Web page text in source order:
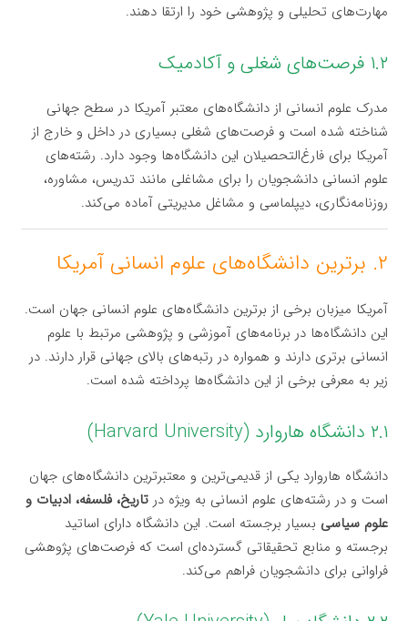
مهارت‌های تحلیلی و پژوهشی خود را ارتقا دهند.
۱.۲ فرصت‌های شغلی و آکادمیک
مدرک علوم انسانی از دانشگاه‌های معتبر آمریکا در سطح جهانی
شناخته شده است و فرصت‌های شغلی بسیاری در داخل و خارج از
آمریکا برای فارغ‌التحصیلان این دانشگاه‌ها وجود دارد. رشته‌های
علوم انسانی دانشجویان را برای مشاغلی مانند تدریس، مشاوره،
روزنامه‌نگاری، دیپلماسی و مشاغل مدیریتی آماده می‌کند.
۲. برترین دانشگاه‌های علوم انسانی آمریکا
آمریکا میزبان برخی از برترین دانشگاه‌های علوم انسانی جهان است.
این دانشگاه‌ها در برنامه‌های آموزشی و پژوهشی مرتبط با علوم
انسانی برتری دارند و همواره در رتبه‌های بالای جهانی قرار دارند. در
زیر به معرفی برخی از این دانشگاه‌ها پرداخته شده است.
۲.۱ دانشگاه هاروارد (Harvard University)
دانشگاه هاروارد یکی از قدیمی‌ترین و معتبرترین دانشگاه‌های جهان
است و در رشته‌های علوم انسانی به ویژه درتاریخ، فلسفه، ادبیات و
علوم سیاسی بسیار برجسته است. این دانشگاه دارای اساتید
برجسته و منابع تحقیقاتی گسترده‌ای است که فرصت‌های پژوهشی
فراوانی برای دانشجویان فراهم می‌کند.